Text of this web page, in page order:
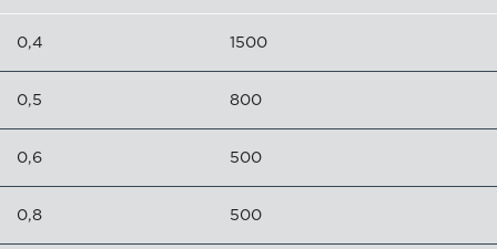
0,4 1500
0,5 800
0,6 500
0,8 500